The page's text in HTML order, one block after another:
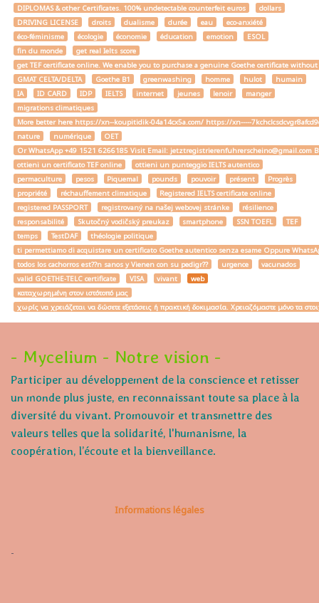
DIPLOMAS & other Certificates. 100% undetectable counterfeit euros
dollars
DRIVING LICENSE
droits dualisme durée eau
eco-anxiété
éco-féminisme
écologie économie éducation emotion
ESOL
fin du monde
get real Ielts score
get TEF certificate online. We enable you to purchase a genuine Goethe certificate
GMAT CELTA/DELTA
Goethe B1 greenwashing homme hulot
humain
IA
ID CARD IDP IELTS internet jeunes lenoir
manger
migrations climatiques
More better here https://xn--koupitidik-04a14cx5a.com/ https://xn-----
nature
numérique
OET
Or WhatsApp +49 1521 6266185 Visit Email: jetztregistrierenfuhrerscheino@gmail.com
ottieni un certificato TEF online
ottieni un punteggio IELTS autentico
permaculture
pesos Piquemal pounds pouvoir présent
Progrès
propriété
réchauffement climatique
Registered IELTS certificate online
registered PASSPORT
registrovaný na našej webovej stránke
résilience
responsabilité
Skutočný vodičský preukaz smartphone SSN TOEFL
TEF
temps
TestDAF
théologie politique
ti permettiamo di acquistare un certificato Goethe autentico senza esame Oppure
todos los cachorros est??n sanos y Vienen con su pedigr??
urgence
vacunados
valid GOETHE-TELC certificate
VISA vivant
web
καταχωρημένη στον ιστότοπό μας
χωρίς να χρειάζεται να δώσετε εξετάσεις ή πρακτική δοκιμασία. Χρειαζόμαστε μόνο
- Mycelium - Notre vision -
Participer au développement de la conscience et retisser
un monde plus juste, en reconnaissant toute sa place à la
diversité du vivant. Promouvoir et transmettre des
valeurs telles que la solidarité, l'humanisme, la
coopération, l’écoute et la bienveillance.
Informations légales
-